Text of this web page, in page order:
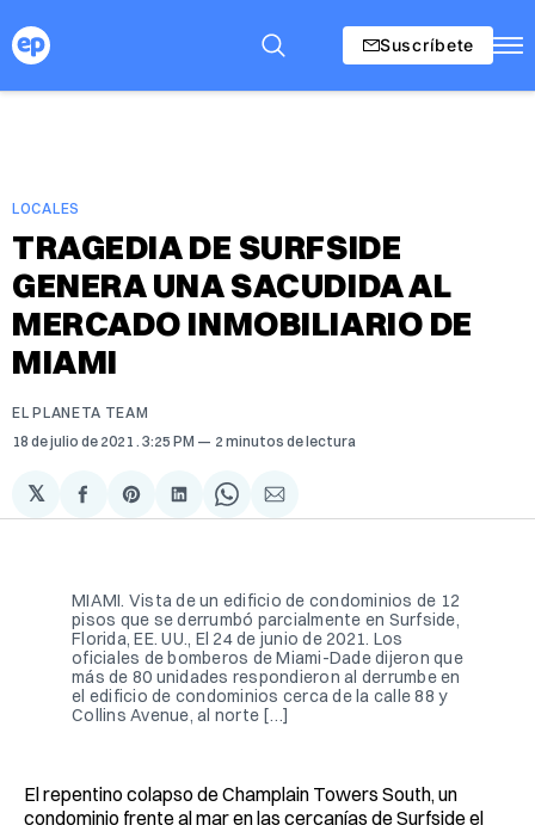
Suscríbete
LOCALES
TRAGEDIA DE SURFSIDE
GENERA UNA SACUDIDA AL
MERCADO INMOBILIARIO DE
MIAMI
EL PLANETA TEAM
18 de julio de 2021 . 3:25 PM 2 minutos de lectura
𝕏
Compartir
en
Share
on
Compartir
en
Share
on
Compartir
via
MIAMI. Vista de un edificio de condominios de 12
pisos que se derrumbó parcialmente en Surfside,
Florida, EE. UU., El 24 de junio de 2021. Los
oficiales de bomberos de Miami-Dade dijeron que
más de 80 unidades respondieron al derrumbe en
el edificio de condominios cerca de la calle 88 y
Collins Avenue, al norte […]
El repentino colapso de Champlain Towers South, un
condominio frente al mar en las cercanías de Surfside el